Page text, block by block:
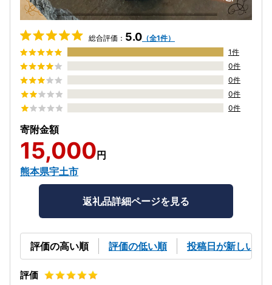
総合評価： 5.0 （全1件）
1件
0件
0件
0件
0件
寄附金額
15,000 円
熊本県宇土市
返礼品詳細ページを見る
評価の高い順 評価の低い順 投稿日が新しい順